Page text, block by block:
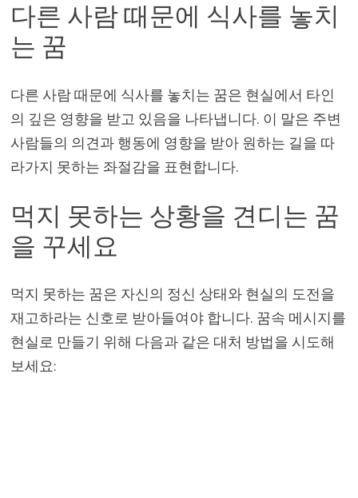
다른 사람 때문에 식사를 놓치
는 꿈
다른 사람 때문에 식사를 놓치는 꿈은 현실에서 타인
의 깊은 영향을 받고 있음을 나타냅니다. 이 말은 주변
사람들의 의견과 행동에 영향을 받아 원하는 길을 따
라가지 못하는 좌절감을 표현합니다.
먹지 못하는 상황을 견디는 꿈
을 꾸세요
먹지 못하는 꿈은 자신의 정신 상태와 현실의 도전을
재고하라는 신호로 받아들여야 합니다. 꿈속 메시지를
현실로 만들기 위해 다음과 같은 대처 방법을 시도해
보세요: